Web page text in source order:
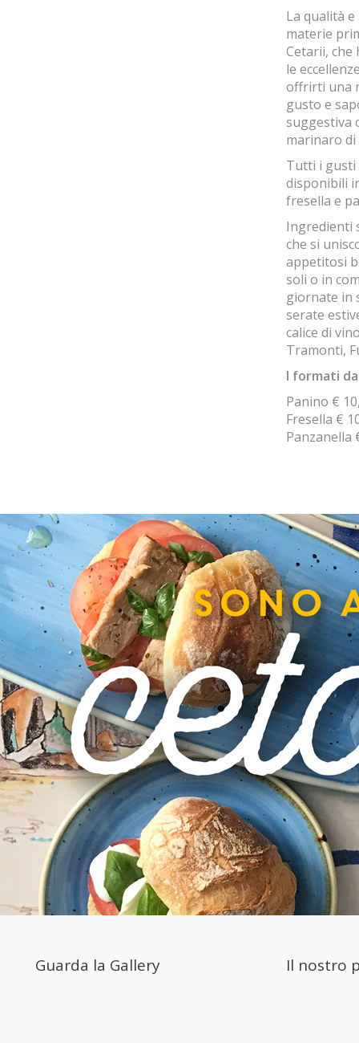
La qualità
materie
Cetarii, che
le
offrirti una
gusto e
suggestiva
marinaro di
Tutti i gusti
disponibili
fresella e
Ingredienti
che si
appetitosi
soli o in
giornate in
serate
calice di
Tramonti,
I formati
Panino €
Fresella €
Panzanella
Guarda la Gallery Il nostro